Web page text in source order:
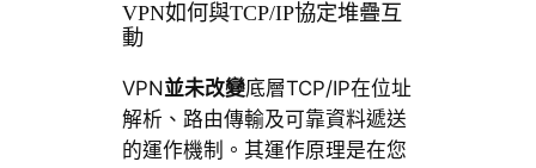
VPN如何與TCP/IP協定堆疊互
動
VPN並未改變底層TCP/IP在位址
解析、路由傳輸及可靠資料遞送
的運作機制。其運作原理是在您